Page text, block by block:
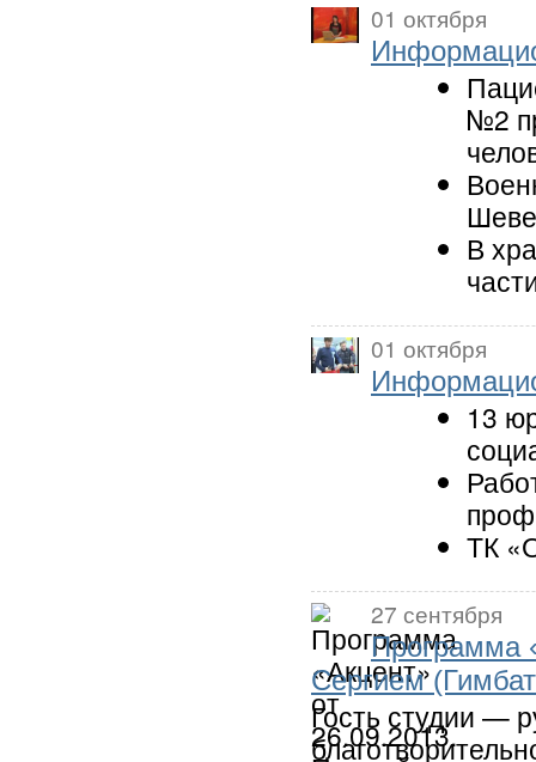
01 октября
№2
В
01 октября
13
ТК
27 сентября
Программа
Сергием
Гость студии —